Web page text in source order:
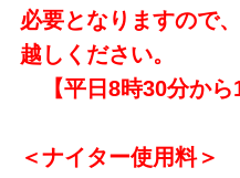
必要となりますので
越しください。
【平日8時30分から
＜ナイター使用料＞